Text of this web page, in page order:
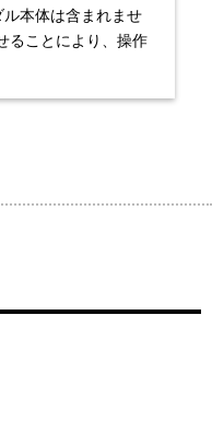
ル本体は含まれませ
ることにより、操作